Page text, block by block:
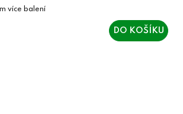
DO KOŠÍKU